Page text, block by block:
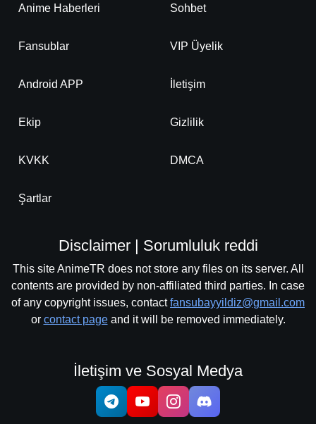
Anime Haberleri Sohbet
Fansublar VIP Üyelik
Android APP İletişim
Ekip Gizlilik
KVKK DMCA
Şartlar
Disclaimer | Sorumluluk reddi
This site AnimeTR does not store any files on its server. All
contents are provided by non-affiliated third parties. In case
of any copyright issues, contactfansubayyildiz@gmail.com
or contact pageand it will be removed immediately.
İletişim ve Sosyal Medya